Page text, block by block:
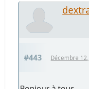
#443 Décembre